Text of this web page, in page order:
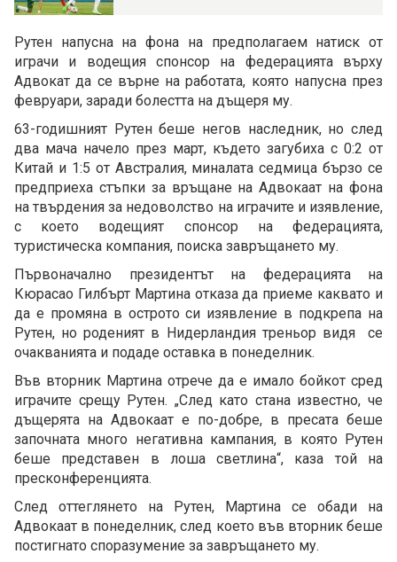
Рутен напусна на фона на предполагаем натиск от
играчи и водещия спонсор на федерацията върху
Адвокат да се върне на работата, която напусна през
февруари, заради болестта на дъщеря му.
63-годишният Рутен беше негов наследник, но след
два мача начело през март, където загубиха с 0:2 от
Китай и 1:5 от Австралия, миналата седмица бързо се
предприеха стъпки за връщане на Адвокаат на фона
на твърдения за недоволство на играчите и изявление,
с което водещият спонсор на федерацията,
туристическа компания, поиска завръщането му.
Първоначално президентът на федерацията на
Кюрасао Гилбърт Мартина отказа да приеме каквато и
да е промяна в острото си изявление в подкрепа на
Рутен, но роденият в Нидерландия треньор видя се
очакванията и подаде оставка в понеделник.
Във вторник Мартина отрече да е имало бойкот сред
играчите срещу Рутен. „След като стана известно, че
дъщерята на Адвокаат е по-добре, в пресата беше
започната много негативна кампания, в която Рутен
беше представен в лоша светлина“, каза той на
пресконференцията.
След оттеглянето на Рутен, Мартина се обади на
Адвокаат в понеделник, след което във вторник беше
постигнато споразумение за завръщането му.